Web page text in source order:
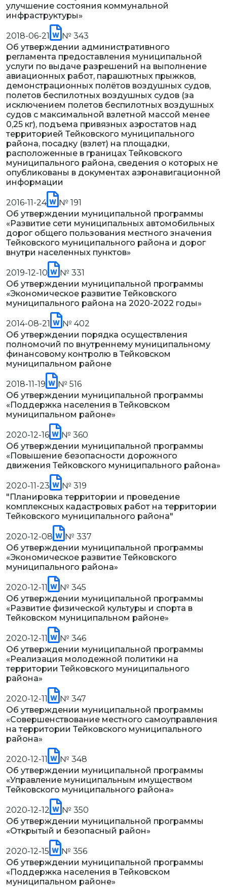
улучшение состояния коммунальной
инфраструктуры»
2018-06-21
№ 343
Об утверждении административного
регламента предоставления муниципальной
услуги по выдаче разрешений на выполнение
авиационных работ, парашютных прыжков,
демонстрационных полётов воздушных судов,
полетов беспилотных воздушных судов (за
исключением полетов беспилотных воздушных
судов с максимальной взлетной массой менее
0,25 кг), подъема привязных аэростатов над
территорией Тейковского муниципального
района, посадку (взлет) на площадки,
расположенные в границах Тейковского
муниципального района, сведения о которых не
опубликованы в документах аэронавигационной
информации
2016-11-24
№ 191
Об утверждении муниципальной программы
«Развитие сети муниципальных автомобильных
дорог общего пользования местного значения
Тейковского муниципального района и дорог
внутри населенных пунктов»
2019-12-10
№ 331
Об утверждении муниципальной программы
«Экономическое развитие Тейковского
муниципального района на 2020-2022 годы»
2014-08-21
№ 402
Об утверждении порядка осуществления
полномочий по внутреннему муниципальному
финансовому контролю в Тейковском
муниципальном районе
2018-11-19
№ 516
Об утверждении муниципальной программы
«Поддержка населения в Тейковском
муниципальном районе»
2020-12-16
№ 360
Об утверждении муниципальной программы
«Повышение безопасности дорожного
движения Тейковского муниципального района»
2020-11-23
№ 319
"Планировка территории и проведение
комплексных кадастровых работ на территории
Тейковского муниципального района"
2020-12-08
№ 337
Об утверждении муниципальной программы
«Экономическое развитие Тейковского
муниципального района»
2020-12-11
№ 345
Об утверждении муниципальной программы
«Развитие физической культуры и спорта в
Тейковском муниципальном районе»
2020-12-11
№ 346
Об утверждении муниципальной программы
«Реализация молодежной политики на
территории Тейковского муниципального
района»
2020-12-11
№ 347
Об утверждении муниципальной программы
«Совершенствование местного самоуправления
на территории Тейковского муниципального
района»
2020-12-11
№ 348
Об утверждении муниципальной программы
«Управление муниципальным имуществом
Тейковского муниципального района»
2020-12-12
№ 350
Об утверждении муниципальной программы
«Открытый и безопасный район»
2020-12-15
№ 356
Об утверждении муниципальной программы
«Поддержка населения в Тейковском
муниципальном районе»